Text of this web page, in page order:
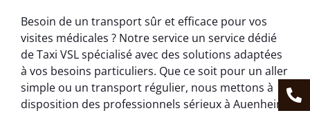
Besoin de un transport sûr et efficace pour vos
visites médicales ? Notre service un service dédié
de Taxi VSL spécialisé avec des solutions adaptées
à vos besoins particuliers. Que ce soit pour un aller
simple ou un transport régulier, nous mettons à
disposition des professionnels sérieux à Auenheim.